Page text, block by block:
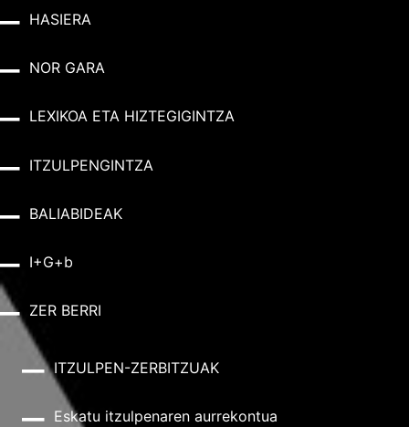
HASIERA
NOR GARA
LEXIKOA ETA HIZTEGIGINTZA
ITZULPENGINTZA
BALIABIDEAK
I+G+b
ZER BERRI
ITZULPEN-ZERBITZUAK
Eskatu itzulpenaren aurrekontua